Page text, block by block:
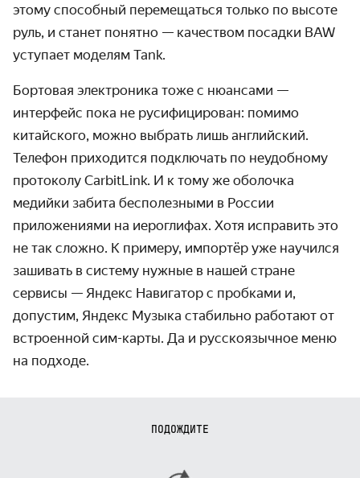
этому способный перемещаться только по высоте
руль, и станет понятно — качеством посадки BAW
уступает моделям Tank.
Бортовая электроника тоже с нюансами —
интерфейс пока не русифицирован: помимо
китайского, можно выбрать лишь английский.
Телефон приходится подключать по неудобному
протоколу CarbitLink. И к тому же оболочка
медийки забита бесполезными в России
приложениями на иероглифах. Хотя исправить это
не так сложно. К примеру, импортёр уже научился
зашивать в систему нужные в нашей стране
сервисы — Яндекс Навигатор с пробками и,
допустим, Яндекс Музыка стабильно работают от
встроенной сим-карты. Да и русскоязычное меню
на подходе.
ПОДОЖДИТЕ